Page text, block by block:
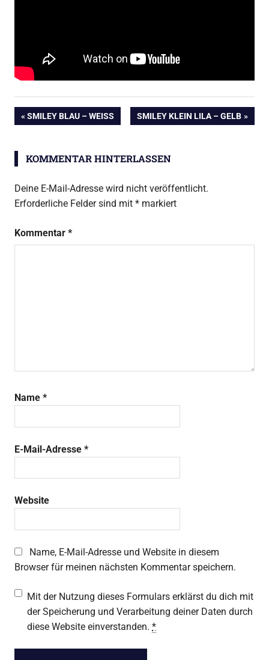
Beitragsnavigation
VORHERIGER
SMILEY BLAU – WEISS
NÄCHSTER
SMILEY KLEIN LILA – GELB
KOMMENTAR HINTERLASSEN
Deine E-Mail-Adresse wird nicht veröffentlicht.
Erforderliche Felder sind mit * markiert
Kommentar *
Name *
E-Mail-Adresse *
Website
Name, E-Mail-Adresse und Website in diesem
Browser für meinen nächsten Kommentar speichern.
Mit der Nutzung dieses Formulars erklärst du dich mit
der Speicherung und Verarbeitung deiner Daten durch
diese Website einverstanden. *